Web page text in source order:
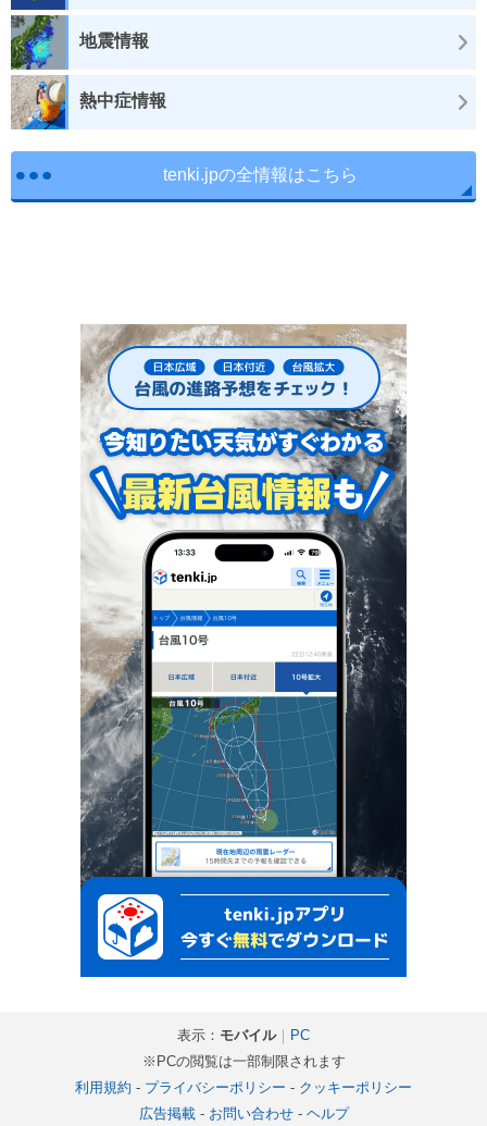
地震情報
熱中症情報
tenki.jpの全情報はこちら
表示： モバイル｜ PC
※PCの閲覧は一部制限されます
利用規約 - プライバシーポリシー - クッキーポリシー
広告掲載- お問い合わせ- ヘルプ